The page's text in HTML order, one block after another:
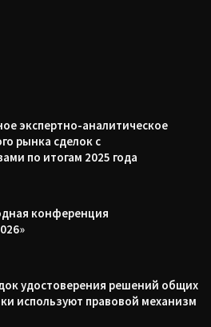
экспертно-аналитическое
рынка сделок с
по итогам 2025 года
конференция
удостоверения решений общих
используют правовой механизм